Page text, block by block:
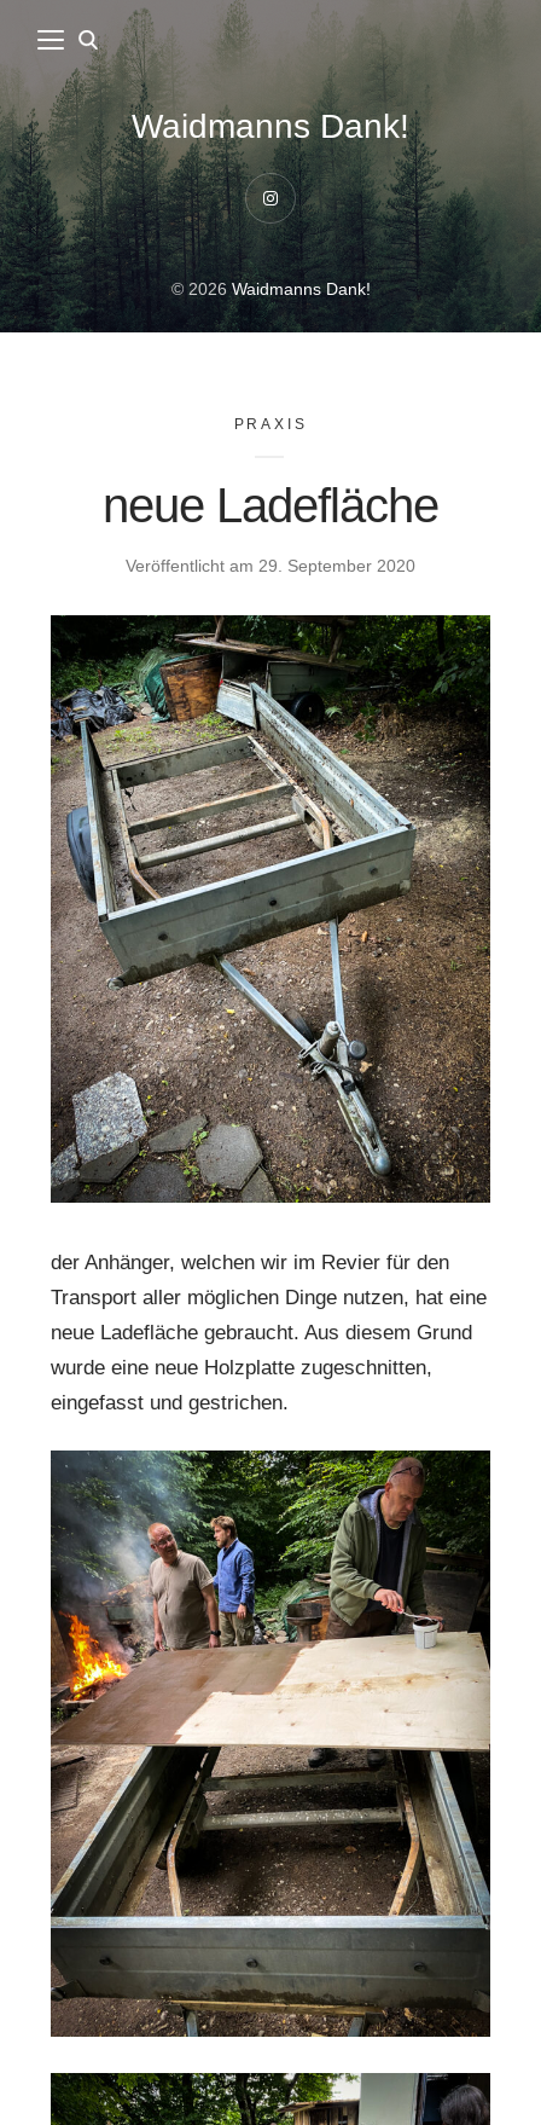
Waidmanns Dank!
Instagram
© 2026Waidmanns Dank!
PRAXIS
neue Ladefläche
Veröffentlicht am 29. September 2020
der Anhänger, welchen wir im Revier für den
Transport aller möglichen Dinge nutzen, hat eine
neue Ladefläche gebraucht. Aus diesem Grund
wurde eine neue Holzplatte zugeschnitten,
eingefasst und gestrichen.